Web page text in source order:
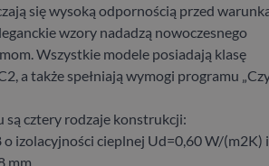
się wysoką odpornością przed
wzory nadadzą nowoczesnego
Wszystkie modele posiadają klasę
a także spełniają wymogi programu
są cztery rodzaje konstrukcji:
o izolacyjności cieplnej Ud=0,60 W/(m2K) i
mm